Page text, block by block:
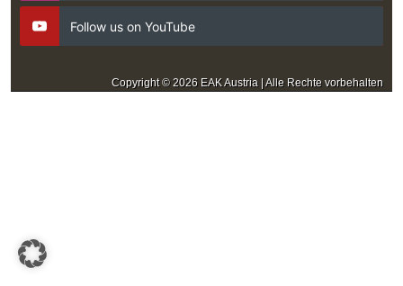
Follow us on YouTube
Copyright © 2026 EAK Austria | Alle Rechte vorbehalten